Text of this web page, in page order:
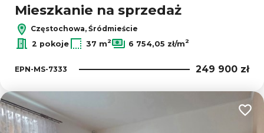
Mieszkanie na sprzedaż
Częstochowa, Śródmieście
2 pokoje
37 m2 6 754,05 zł/m2
EPN-MS-7333 249 900 zł